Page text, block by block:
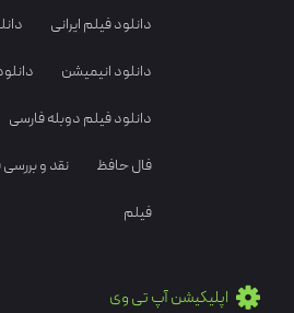
دانلود فیلم ایرانی
دانلود انیمیشن
دانلود فیلم دوبله فارسی
فال حافظ نقد و
فیلم
اپلیکیشن آپ تی وی